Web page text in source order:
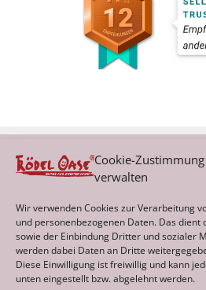
Cookie-Zustimmung
verwalten
Wir verwenden Cookies zur Verarbeitung
und personenbezogenen Daten. Das dient
sowie der Einbindung Dritter und sozialer
werden dabei Daten an Dritte
Diese Einwilligung ist freiwillig und kann
unten eingestellt bzw. abgelehnt werden.
Archiv